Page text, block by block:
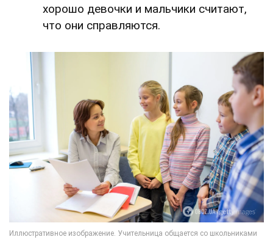
хорошо девочки и мальчики считают,
что они справляются.